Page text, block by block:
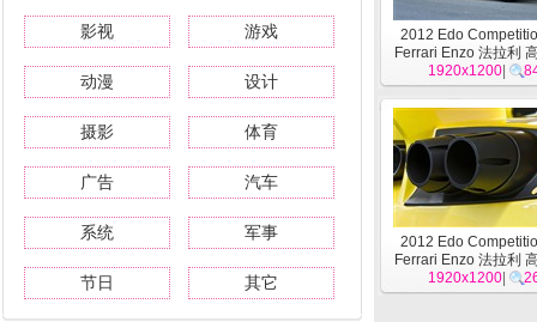
影视 游戏
动漫 设计
摄影 体育
广告 汽车
系统 军事
节日 其它
2012 Edo
Ferrari Enzo 法拉利
20
1920x1200
2012 Edo
Ferrari Enzo 法拉利
16
1920x1200